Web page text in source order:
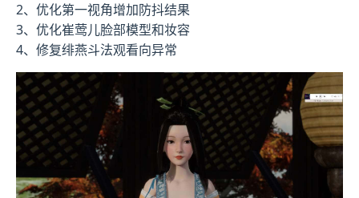
2、优化第一视角增加防抖结果
3、优化崔莺儿脸部模型和妆容
4、修复绯燕斗法观看向异常